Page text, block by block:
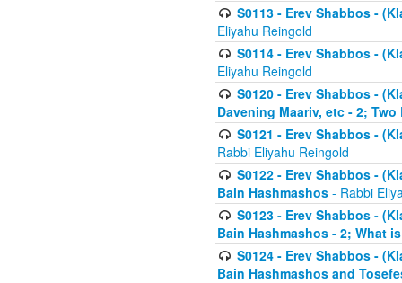
S0113 - Erev Shabbos -
Eliyahu Reingold
S0114 - Erev Shabbos -
Eliyahu Reingold
S0120 - Erev Shabbos -
Davening Maariv, etc - 2;
S0121 - Erev Shabbos -
Rabbi Eliyahu Reingold
S0122 - Erev Shabbos -
Bain Hashmashos - Rabbi
S0123 - Erev Shabbos -
Bain Hashmashos - 2; What
S0124 - Erev Shabbos -
Bain Hashmashos and